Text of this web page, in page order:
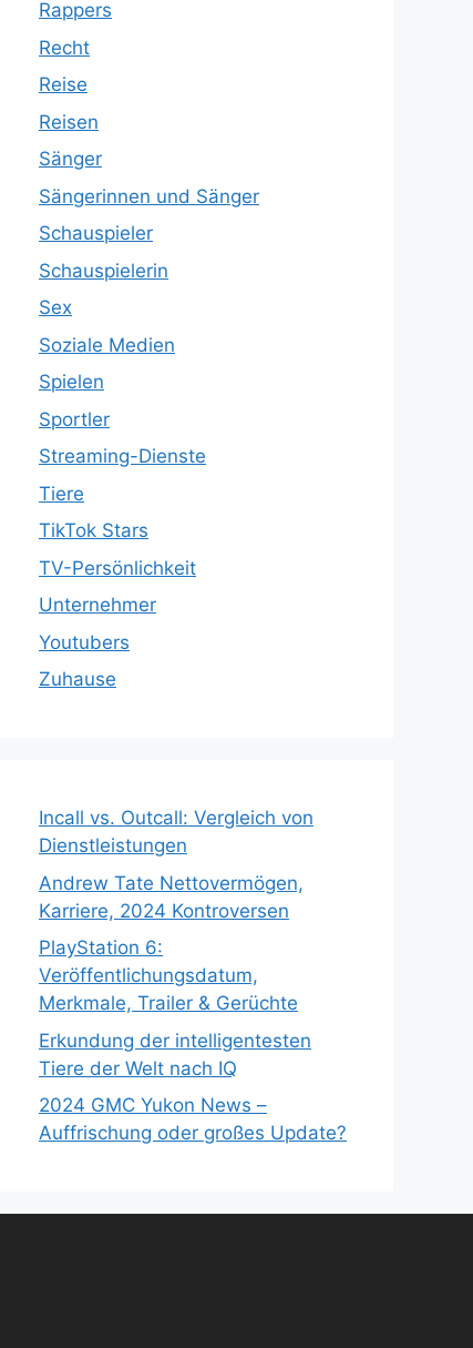
Rappers
Recht
Reise
Reisen
Sänger
Sängerinnen und Sänger
Schauspieler
Schauspielerin
Sex
Soziale Medien
Spielen
Sportler
Streaming-Dienste
Tiere
TikTok Stars
TV-Persönlichkeit
Unternehmer
Youtubers
Zuhause
Incall vs. Outcall: Vergleich von
Dienstleistungen
Andrew Tate Nettovermögen,
Karriere, 2024 Kontroversen
PlayStation 6:
Veröffentlichungsdatum,
Merkmale, Trailer & Gerüchte
Erkundung der intelligentesten
Tiere der Welt nach IQ
2024 GMC Yukon News –
Auffrischung oder großes Update?